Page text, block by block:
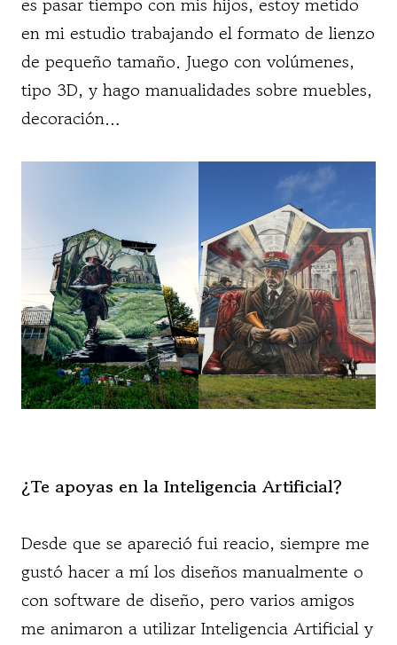
es pasar tiempo con mis hijos, estoy metido
en mi estudio trabajando el formato de lienzo
de pequeño tamaño. Juego con volúmenes,
tipo 3D, y hago manualidades sobre muebles,
decoración…
¿Te apoyas en la Inteligencia Artificial?
Desde que se apareció fui reacio, siempre me
gustó hacer a mí los diseños manualmente o
con software de diseño, pero varios amigos
me animaron a utilizar Inteligencia Artificial y